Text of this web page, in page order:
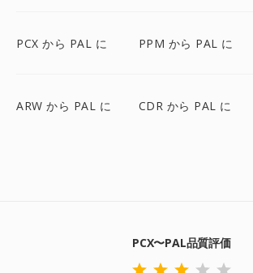
PCX から PAL に PPM から PAL に
ARW から PAL に CDR から PAL に
PCX〜PAL品質評価